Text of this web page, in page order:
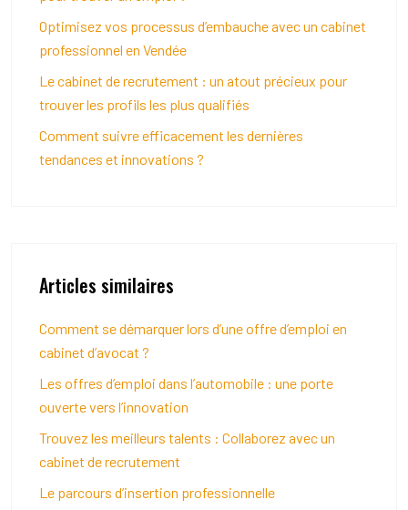
Optimisez vos processus d’embauche avec un cabinet
professionnel en Vendée
Le cabinet de recrutement : un atout précieux pour
trouver les profils les plus qualifiés
Comment suivre efficacement les dernières
tendances et innovations ?
Articles similaires
Comment se démarquer lors d’une offre d’emploi en
cabinet d’avocat ?
Les offres d’emploi dans l’automobile : une porte
ouverte vers l’innovation
Trouvez les meilleurs talents : Collaborez avec un
cabinet de recrutement
Le parcours d’insertion professionnelle